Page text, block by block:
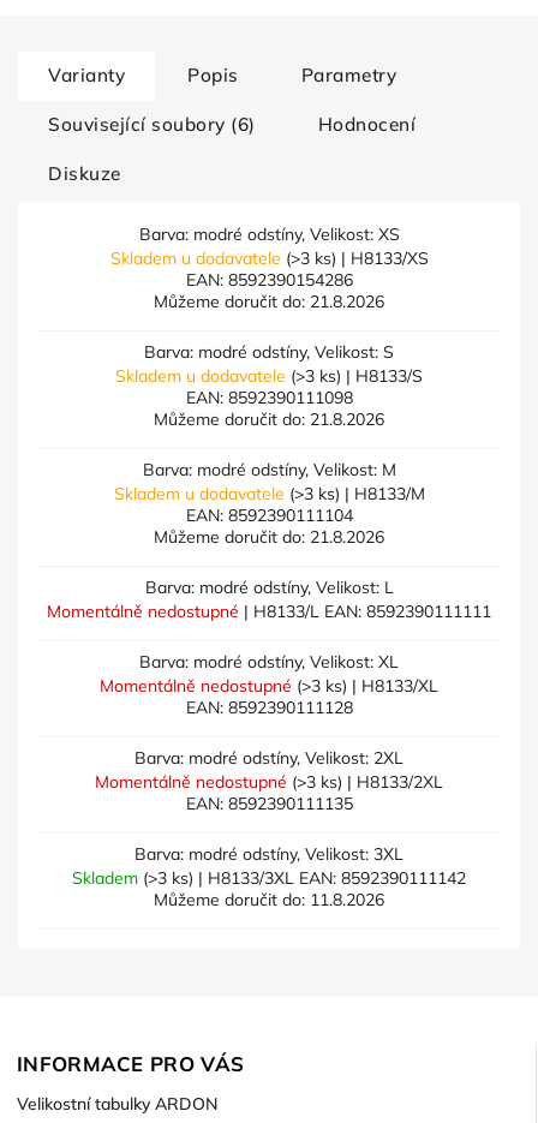
Varianty Popis Parametry
Související soubory (6) Hodnocení
Diskuze
Barva: modré odstíny, Velikost: XS
Skladem u dodavatele (>3 ks) | H8133/XS
EAN: 8592390154286
Můžeme doručit do: 21.8.2026
Barva: modré odstíny, Velikost: S
Skladem u dodavatele (>3 ks) | H8133/S
EAN: 8592390111098
Můžeme doručit do: 21.8.2026
Barva: modré odstíny, Velikost: M
Skladem u dodavatele (>3 ks) | H8133/M
EAN: 8592390111104
Můžeme doručit do: 21.8.2026
Barva: modré odstíny, Velikost: L
Momentálně nedostupné | H8133/L EAN: 8592390111111
Barva: modré odstíny, Velikost: XL
Momentálně nedostupné (>3 ks) | H8133/XL
EAN: 8592390111128
Barva: modré odstíny, Velikost: 2XL
Momentálně nedostupné (>3 ks) | H8133/2XL
EAN: 8592390111135
Barva: modré odstíny, Velikost: 3XL
Skladem (>3 ks) | H8133/3XL EAN: 8592390111142
Můžeme doručit do: 11.8.2026
INFORMACE PRO VÁS
Velikostní tabulky ARDON